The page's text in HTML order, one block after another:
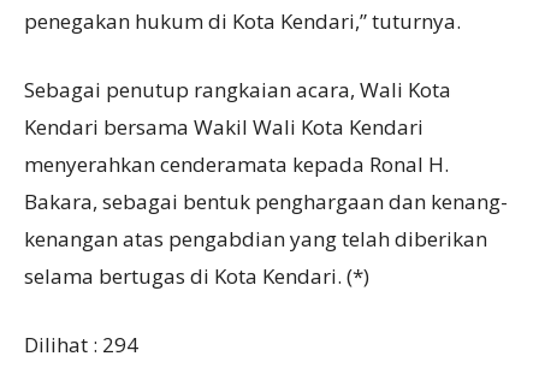
penegakan hukum di Kota Kendari,” tuturnya.
Sebagai penutup rangkaian acara, Wali Kota
Kendari bersama Wakil Wali Kota Kendari
menyerahkan cenderamata kepada Ronal H.
Bakara, sebagai bentuk penghargaan dan kenang-
kenangan atas pengabdian yang telah diberikan
selama bertugas di Kota Kendari. (*)
Dilihat : 294